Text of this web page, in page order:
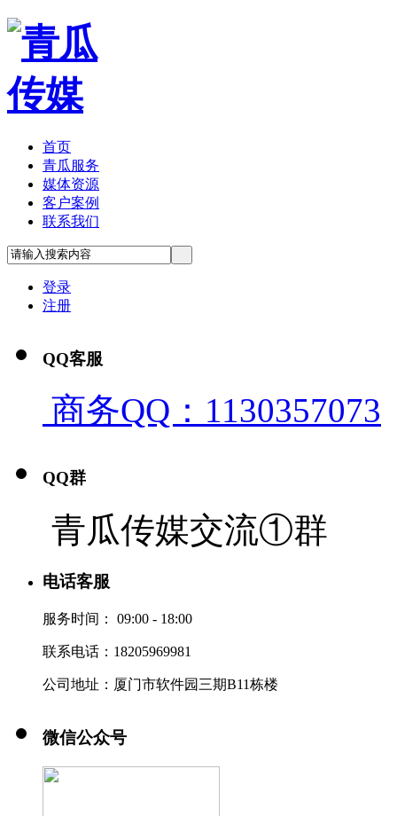
首页
青瓜服务
媒体资源
客户案例
联系我们
登录
注册
QQ客服
商务QQ：1130357073
QQ群
青瓜传媒交流①群
电话客服
服务时间： 09:00 - 18:00
联系电话：18205969981
公司地址：厦门市软件园三期B11栋楼
微信公众号